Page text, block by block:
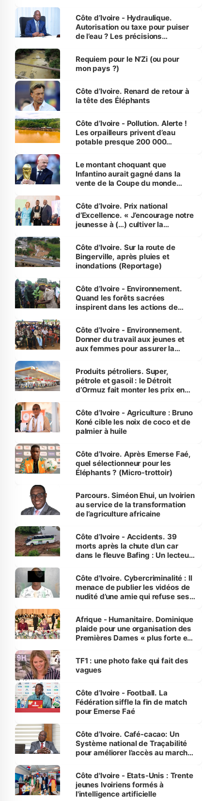
Côte d’Ivoire - Hydraulique.
Autorisation ou taxe pour puiser
de l’eau ? Les précisions
Requiem pour le N’Zi (ou pour
mon pays ?)
Côte d’Ivoire. Renard de retour à
la tête des Éléphants
Côte d’Ivoire - Pollution. Alerte !
Les orpailleurs privent d’eau
potable presque 200 000
Le montant choquant que
Infantino aurait gagné dans la
vente de la Coupe du monde
Côte d’Ivoire. Prix national
d’Excellence. « J’encourage notre
jeunesse à (…) cultiver la
(Alassane Ouattara
Côte d'Ivoire. Sur la route de
Bingerville, après pluies et
inondations (Reportage)
Côte d’Ivoire - Environnement.
Quand les forêts sacrées
inspirent dans les actions de
Côte d’Ivoire - Environnement.
Donner du travail aux jeunes et
aux femmes pour assurer la
menacées
Produits pétroliers. Super,
pétrole et gasoil : le Détroit
d’Ormuz fait monter les prix en
Côte d’Ivoire - Agriculture : Bruno
Koné cible les noix de coco et de
palmier à huile
Côte d’Ivoire. Après Emerse Faé,
quel sélectionneur pour les
Éléphants ? (Micro-trottoir)
Parcours. Siméon Ehui, un Ivoirien
au service de la transformation
de l’agriculture africaine
Côte d’Ivoire - Accidents. 39
morts après la chute d’un car
dans le fleuve Bafing : Un lecteur
des Transports
Côte d'Ivoire. Cybercriminalité : Il
menace de publier les vidéos de
nudité d’une amie qui refuse ses
Afrique - Humanitaire. Dominique
plaide pour une organisation des
Premières Dames « plus forte et
sur la scène internationale »
TF1 : une photo fake qui fait des
vagues
Côte d’Ivoire - Football. La
Fédération siffle la fin de match
pour Emerse Faé
Côte d’Ivoire. Café-cacao: Un
Système national de Traçabilité
pour améliorer l’accès au marché
Côte d'Ivoire - Etats-Unis : Trente
jeunes Ivoiriens formés à
l'intelligence artificielle